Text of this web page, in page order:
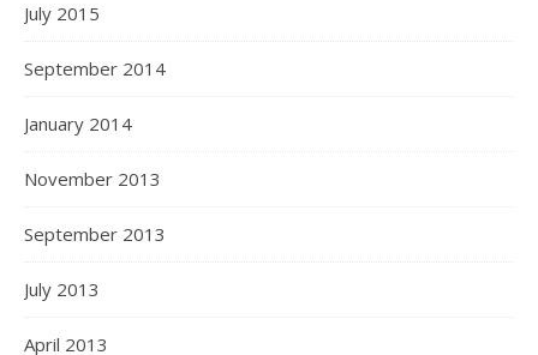
July 2015
September 2014
January 2014
November 2013
September 2013
July 2013
April 2013